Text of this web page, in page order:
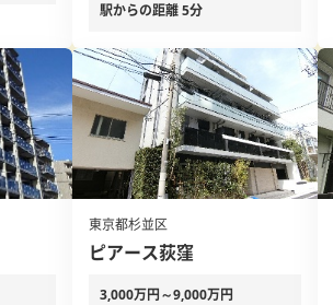
駅からの距離 5分
東京都杉並区
ピアース荻窪
3,000万円～9,000万円